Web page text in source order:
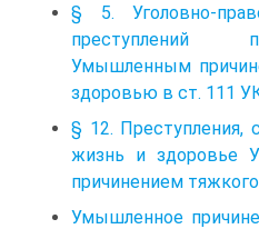
§ 5. Уголовно-
преступлений
Умышленным
здоровью в ст. 111
§ 12. Преступления,
жизнь и здоровье
причинением
Умышленное